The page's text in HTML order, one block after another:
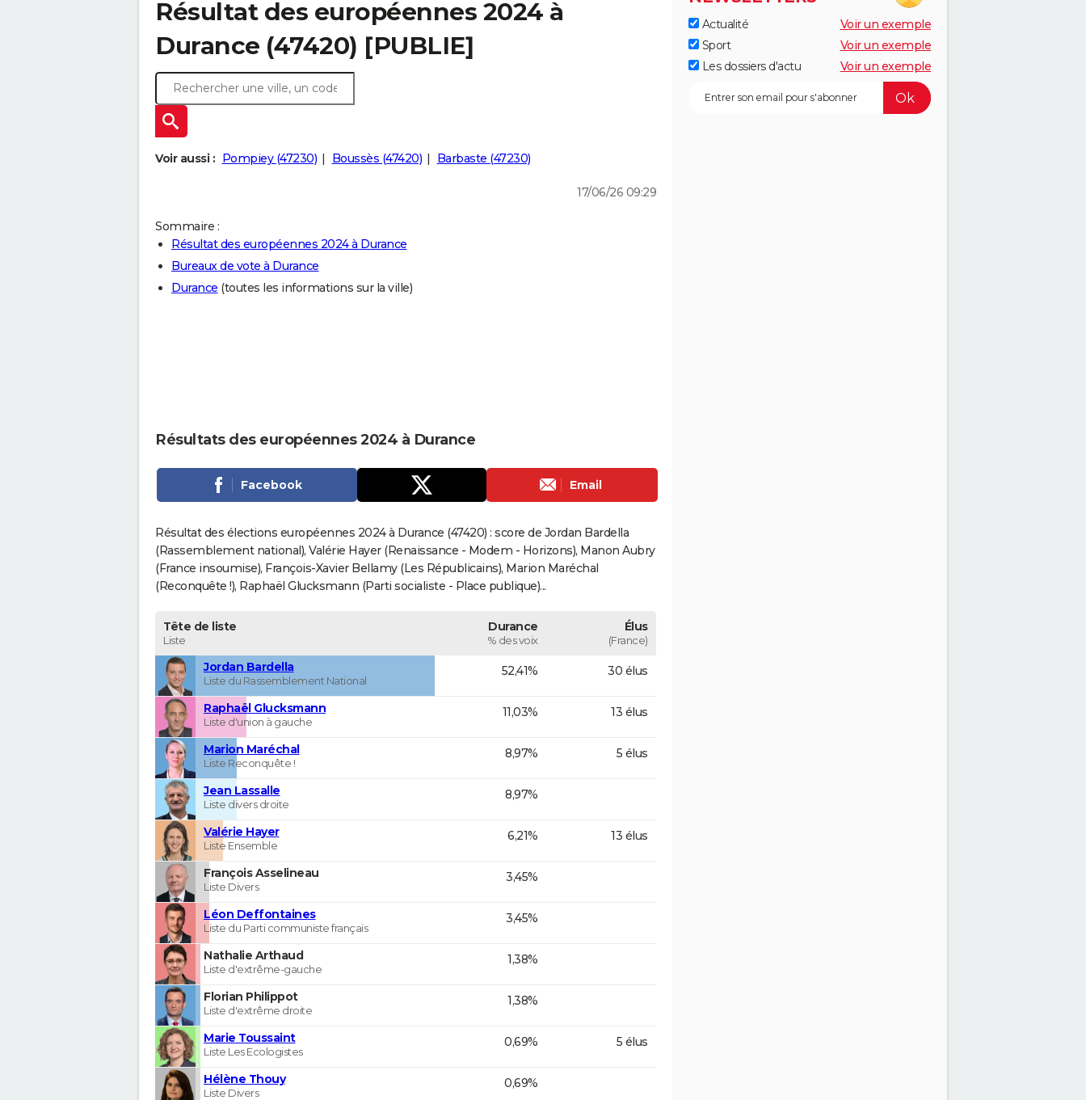
Résultat des européennes 2024 à
Durance (47420) [PUBLIE]
Voir aussi : Pompiey (47230) Boussès (47420) Barbaste (47230)
17/06/26 09:29
Sommaire :
Résultat des européennes 2024 à Durance
Bureaux de vote à Durance
Durance (toutes les informations sur la ville)
Résultats des européennes 2024 à Durance
Facebook Email
Résultat des élections européennes 2024 à Durance (47420) : score de Jordan Bardella
(Rassemblement national), Valérie Hayer (Renaissance - Modem - Horizons), Manon Aubry
(France insoumise), François-Xavier Bellamy (Les Républicains), Marion Maréchal
(Reconquête !), Raphaël Glucksmann (Parti socialiste - Place publique)...
Tête de liste
Liste
Durance
% des voix
Élus
(France)
Jordan Bardella
Liste du Rassemblement National
52,41% 30 élus
Raphaël Glucksmann
Liste d'union à gauche
11,03% 13 élus
Marion Maréchal
Liste Reconquête !
8,97% 5 élus
Jean Lassalle
Liste divers droite
8,97%
Valérie Hayer
Liste Ensemble
6,21% 13 élus
François Asselineau
Liste Divers
3,45%
Léon Deffontaines
Liste du Parti communiste français
3,45%
Nathalie Arthaud
Liste d'extrême-gauche
1,38%
Florian Philippot
Liste d'extrême droite
1,38%
Marie Toussaint
Liste Les Ecologistes
0,69% 5 élus
Hélène Thouy
Liste Divers
0,69%
Actualité
Voir un exemple
Sport
Voir un exemple
Les dossiers d'actu
Voir un exemple